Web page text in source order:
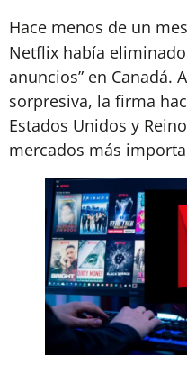
Hace menos de un
Netflix había
anuncios” en Canadá.
sorpresiva, la firma
Estados Unidos y
mercados más